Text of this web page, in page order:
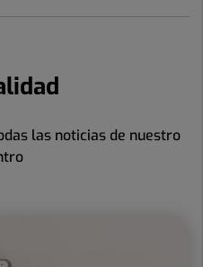
las noticias de nuestro